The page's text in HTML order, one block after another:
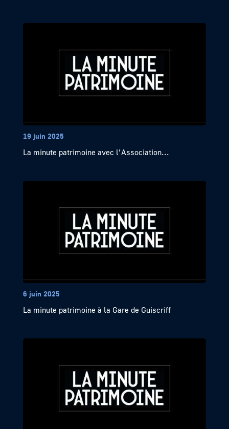
19 juin 2025
La minute patrimoine avec l’Association...
6 juin 2025
La minute patrimoine à la Gare de Guiscriff